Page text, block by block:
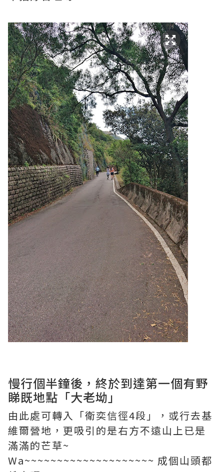
慢行個半鐘後，終於到達第一個有野
睇既地點「大老坳」
由此處可轉入「衛奕信徑4段」，或行去基
維爾營地，更吸引的是右方不遠山上已是
滿滿的芒草~
Wa~~~~~~~~~~~~~~~~~~~~ 成個山頭都